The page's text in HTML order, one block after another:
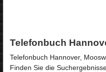
Telefonbuch
Telefonbuch Hannover,
Finden Sie die